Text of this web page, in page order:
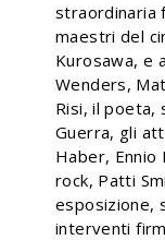
straordinaria
maestri del
Kurosawa, e
Wenders,
Risi, il poeta,
Guerra, gli
Haber, Ennio
rock, Patti
esposizione,
interventi